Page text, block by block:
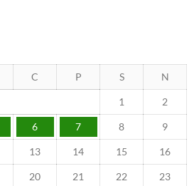
C P S N
1 2
6 7 8 9
13 14 15 16
20 21 22 23